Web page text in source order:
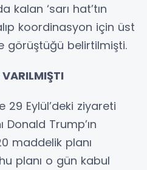
kalan ‘sarı hat’tın
koordinasyon için üst
görüştüğü belirtilmişti.
VARILMIŞTI
29 Eylül’deki ziyareti
Donald Trump’ın
maddelik planı
planı o gün kabul